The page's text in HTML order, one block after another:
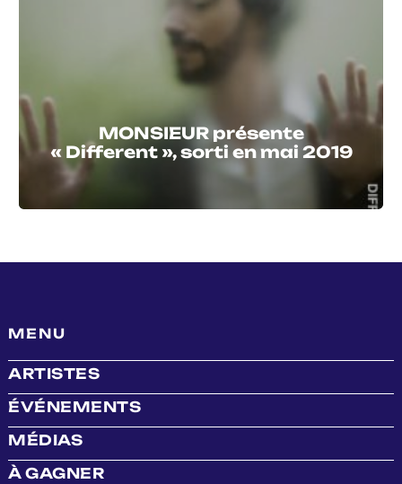
MONSIEUR présente
« Different », sorti en mai 2019
MENU
ARTISTES
ÉVÉNEMENTS
MÉDIAS
À GAGNER